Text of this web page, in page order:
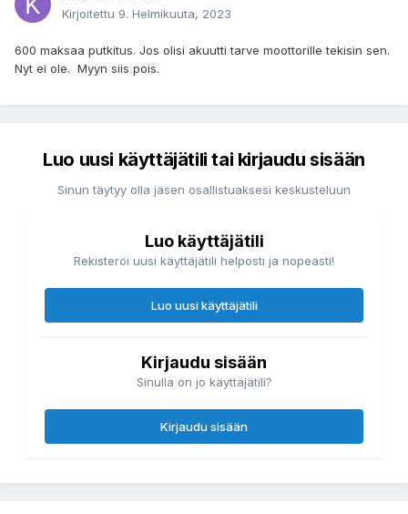
Kirjoitettu 9. Helmikuuta, 2023
600 maksaa putkitus. Jos olisi akuutti tarve moottorille tekisin sen.
Nyt ei ole. Myyn siis pois.
Luo uusi käyttäjätili tai kirjaudu sisään
Sinun täytyy olla jäsen osallistuaksesi keskusteluun
Luo käyttäjätili
Rekisteröi uusi käyttäjätili helposti ja nopeasti!
Luo uusi käyttäjätili
Kirjaudu sisään
Sinulla on jo käyttäjätili?
Kirjaudu sisään